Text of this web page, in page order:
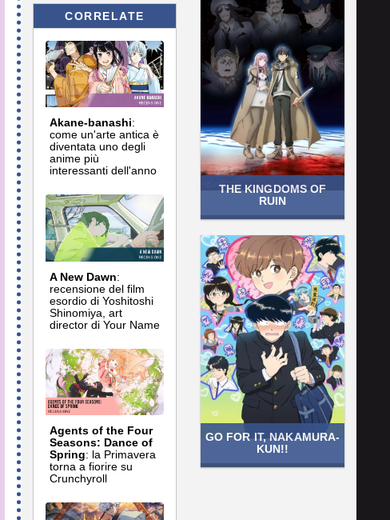
CORRELATE
Akane-banashi:
come un'arte antica è
diventata uno degli
anime più
interessanti dell'anno
A New Dawn:
recensione del film
esordio di Yoshitoshi
Shinomiya, art
director di Your Name
Agents of the Four
Seasons: Dance of
Spring: la Primavera
torna a fiorire su
Crunchyroll
THE KINGDOMS OF
RUIN
GO FOR IT, NAKAMURA-
KUN!!